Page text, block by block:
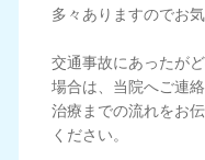
多々ありますのでお
交通事故にあったが
場合は、当院へご連
治療までの流れをお
ください。